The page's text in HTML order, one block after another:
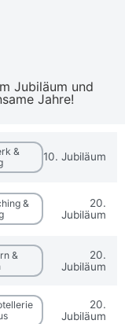
Jubiläum und
Jahre!
&
10. Jubiläum
&
20.
Jubiläum
&
20.
Jubiläum
20.
Jubiläum